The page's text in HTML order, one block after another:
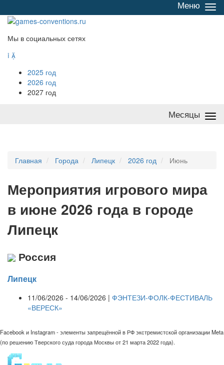
/
Меню
Мы в социальных сетях
 
2025 год
2026 год
2027 год
Месяцы
Главная Города Липецк 2026 год Июнь
Мероприятия игрового мира
в июне 2026 года в городе
Липецк
Россия
Липецк
11/06/2026 - 14/06/2026 | ФЭНТЕЗИ-ФОЛК-ФЕСТИВАЛЬ
«ВЕРЕСК»
Facebook и Instagram - элементы запрещённой в РФ экстремистской организации Meta
(по решению Тверского суда города Москвы от 21 марта 2022 года).